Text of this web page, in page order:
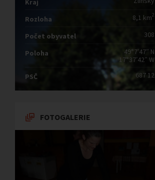
Kraj
Rozloha 8,1 km2
Počet obyvatel 308
Poloha
49°7′47″ N
17°37′42″ W
PSČ
687 12
FOTOGALERIE